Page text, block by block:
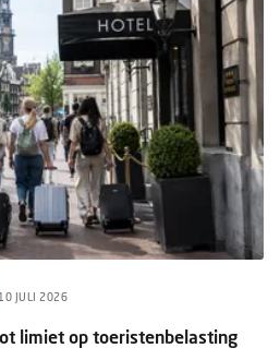
JULI 2026
limiet op toeristenbelasting